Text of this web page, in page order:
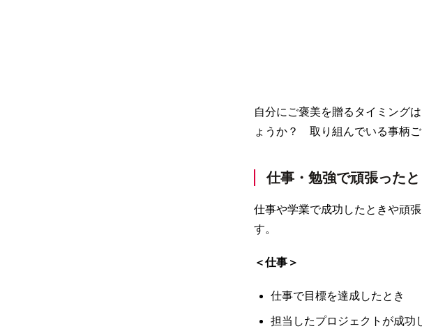
自分にご褒美を贈るタイミング
ょうか？ 取り組んでいる事柄ご
仕事・勉強で頑張ったと
仕事や学業で成功したときや頑
す。
＜仕事＞
仕事で目標を達成したとき
担当したプロジェクトが成功